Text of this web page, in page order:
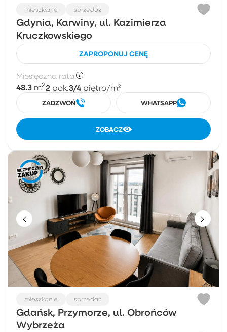
mieszkanie sprzedaż
Gdynia, Karwiny, ul. Kazimierza
Kruczkowskiego
ZAPROPONUJ CENĘ
Miesięczna rata:
48.3 m22 pok.3/4 piętro/m²
ZADZWOŃ WHATSAPP
ZOBACZ
mieszkanie sprzedaż
Gdańsk, Przymorze, ul. Obrońców
Wybrzeża